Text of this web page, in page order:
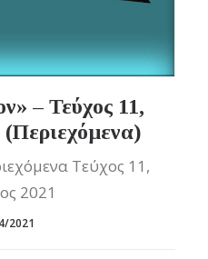
– Τεύχος 11,
Τεύχος 11,
2021
2021